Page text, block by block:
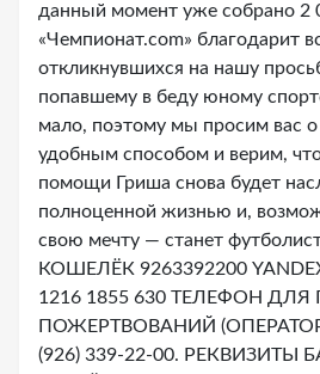
данный момент уже собрано 2
«Чемпионат.сom» благодарит
откликнувшихся на нашу
попавшему в беду юному
мало, поэтому мы просим вас
удобным способом и верим,
помощи Гриша снова будет
полноценной жизнью и,
свою мечту — станет
КОШЕЛЁК 9263392200
1216 1855 630 ТЕЛЕФОН
ПОЖЕРТВОВАНИЙ
(926) 339-22-00. РЕКВИЗИТЫ